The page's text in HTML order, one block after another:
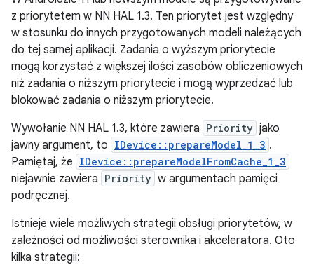
z priorytetem w NN HAL 1.3. Ten priorytet jest względny
w stosunku do innych przygotowanych modeli należących
do tej samej aplikacji. Zadania o wyższym priorytecie
mogą korzystać z większej ilości zasobów obliczeniowych
niż zadania o niższym priorytecie i mogą wyprzedzać lub
blokować zadania o niższym priorytecie.
Wywołanie NN HAL 1.3, które zawiera Priority jako
jawny argument, to IDevice::prepareModel_1_3 .
Pamiętaj, że IDevice::prepareModelFromCache_1_3
niejawnie zawiera Priority w argumentach pamięci
podręcznej.
Istnieje wiele możliwych strategii obsługi priorytetów, w
zależności od możliwości sterownika i akceleratora. Oto
kilka strategii: